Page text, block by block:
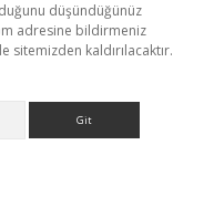
düşündüğünüz
adresine bildirmeniz
kaldırılacaktır.